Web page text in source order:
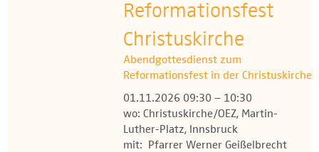
Wissenswertes
Medien
Kontakt
Reformationsfest
Christuskirche
Abendgottesdienst zum
Reformationsfest in der Christuskirche
01.11.2026 09:30 – 10:30
wo: Christuskirche/OEZ, Martin-
Luther-Platz, Innsbruck
mit: Pfarrer Werner Geißelbrecht